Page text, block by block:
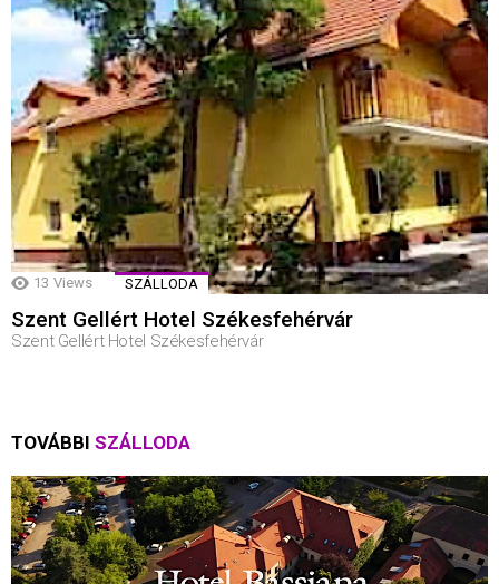
13 Views SZÁLLODA
Szent Gellért Hotel Székesfehérvár
Szent Gellért Hotel Székesfehérvár
TOVÁBBI SZÁLLODA